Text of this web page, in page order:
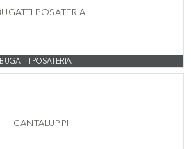
BUGATTI POSATERIA